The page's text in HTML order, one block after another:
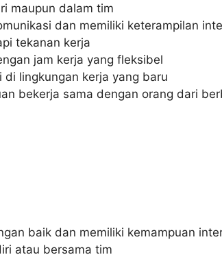
maupun dalam tim
dan memiliki keterampilan
tekanan kerja
jam kerja yang fleksibel
lingkungan kerja yang baru
bekerja sama dengan orang dari
baik dan memiliki kemampuan
atau bersama tim